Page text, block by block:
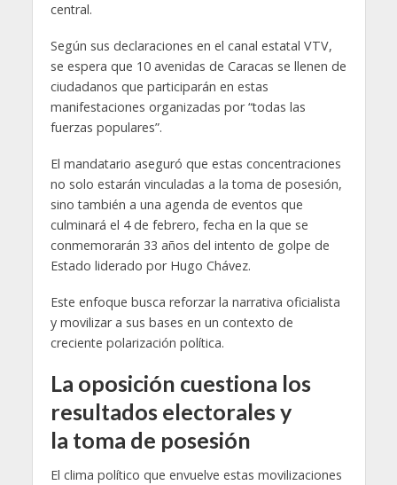
central.
Según sus declaraciones en el canal estatal VTV,
se espera que 10 avenidas de Caracas se llenen de
ciudadanos que participarán en estas
manifestaciones organizadas por “todas las
fuerzas populares”.
El mandatario aseguró que estas concentraciones
no solo estarán vinculadas a la toma de posesión,
sino también a una agenda de eventos que
culminará el 4 de febrero, fecha en la que se
conmemorarán 33 años del intento de golpe de
Estado liderado por Hugo Chávez.
Este enfoque busca reforzar la narrativa oficialista
y movilizar a sus bases en un contexto de
creciente polarización política.
La oposición cuestiona los
resultados electorales y
la toma de posesión
El clima político que envuelve estas movilizaciones